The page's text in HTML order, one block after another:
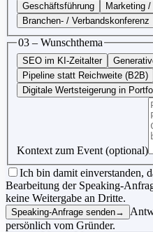
Geschäftsführung Marketing /
Branchen- / Verbandskonferenz
03 – Wunschthema
SEO im KI-Zeitalter
Pipeline statt Reichweite (B2B)
Digitale Wertsteigerung in
Kontext zum Event (optional)
Ich bin damit einverstanden,
Bearbeitung der Speaking-
keine Weitergabe an Dritte.
Speaking-Anfrage senden→
persönlich vom Gründer.